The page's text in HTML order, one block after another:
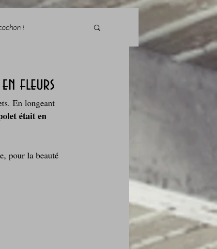
!
fleurs
fleurs
En longeant
était en
pour la beauté